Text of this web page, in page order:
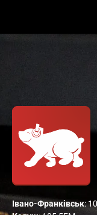
Івано-Франківськ: